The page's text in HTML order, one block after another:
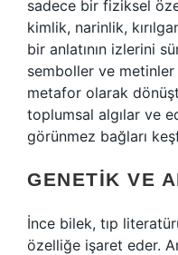
sadece bir fiziksel
kimlik, narinlik,
bir anlatının izlerini
semboller ve
metafor olarak
toplumsal algılar ve
görünmez bağları
GENETIK VE
İnce bilek, tıp
özelliğe işaret eder.